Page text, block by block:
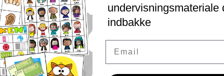
undervisningsmateriale
indbakke